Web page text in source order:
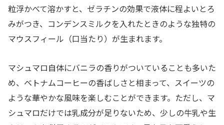
粒浮かべて溶かすと、ゼラチンの効果で液体に程よいとろ
みがつき、コンデンスミルクを入れたときのような独特の
マウスフィール（口当たり）が生まれます。
マシュマロ自体にバニラの香りがついていることも多いた
め、ベトナムコーヒーの香ばしさと相まって、スイーツの
ような華やかな風味を楽しむことができます。ただし、マ
シュマロだけでは乳成分が足りないため、少しの牛乳や生